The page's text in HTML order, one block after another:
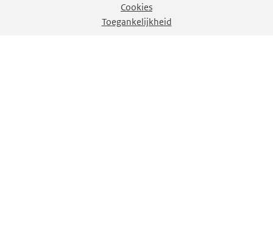
Cookies
Toegankelijkheid